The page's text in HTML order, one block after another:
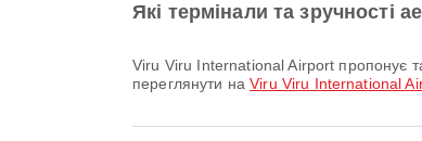
Які термінали та зручності
Viru Viru International Airport пропонує та багато інших зручностей, щоб покращити вашу подорож. Детальну інформацію про зручності та плани терміналів можна
переглянути наViru Viru International